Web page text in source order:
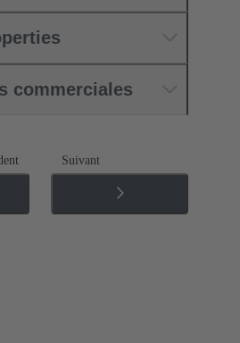
commerciales
Suivant